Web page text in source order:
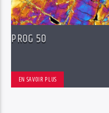
PROG 50
EN SAVOIR PLUS